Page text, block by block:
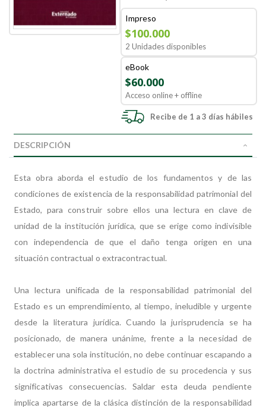
Impreso
$100.000
2 Unidades disponibles
eBook
$60.000
Acceso online + offline
Recibe de 1 a 3 días hábiles
DESCRIPCIÓN
Esta obra aborda el estudio de los fundamentos y de las
condiciones de existencia de la responsabilidad patrimonial del
Estado, para construir sobre ellos una lectura en clave de
unidad de la institución jurídica, que se erige como indivisible
con independencia de que el daño tenga origen en una
situación contractual o extracontractual.
Una lectura unificada de la responsabilidad patrimonial del
Estado es un emprendimiento, al tiempo, ineludible y urgente
desde la literatura jurídica. Cuando la jurisprudencia se ha
posicionado, de manera unánime, frente a la necesidad de
establecer una sola institución, no debe continuar escapando a
la doctrina administrativa el estudio de su procedencia y sus
significativas consecuencias. Saldar esta deuda pendiente
implica apartarse de la clásica distinción de la responsabilidad